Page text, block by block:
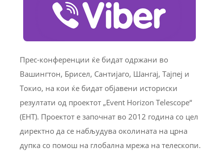
Прес-конференции ќе бидат одржани во
Вашингтон, Брисел, Сантијаго, Шангај, Тајпеј и
Токио, на кои ќе бидат објавени историски
резултати од проектот „Event Horizon Telescope“
(EHT). Проектот е започнат во 2012 година со цел
директно да се набљудува околината на црна
дупка со помош на глобална мрежа на телескопи.